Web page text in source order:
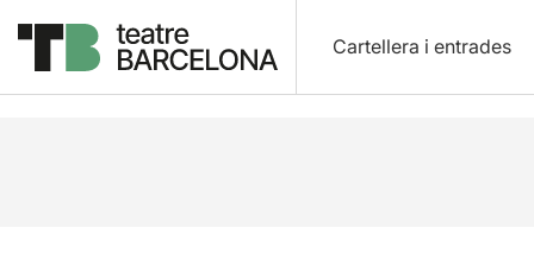
Cartellera i entrades